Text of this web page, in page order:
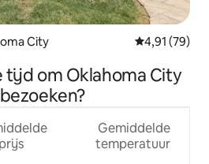
City Gemiddelde
4,91 (79)
tijd om Oklahoma City
prijs
Gemiddelde
temperatuur